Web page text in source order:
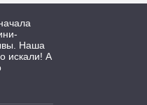
Наша
искали! А